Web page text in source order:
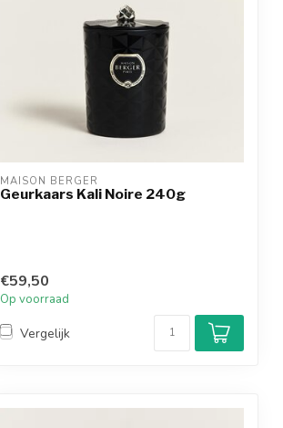
MAISON BERGER
Geurkaars Kali Noire 240g
€59,50
Op voorraad
Vergelijk